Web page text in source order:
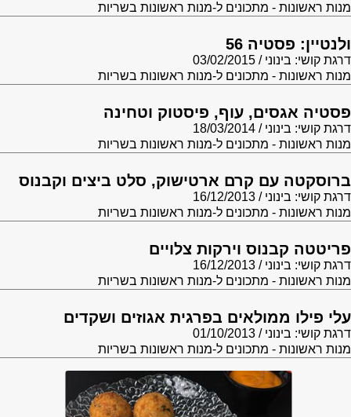
מנות ראשונות - מתכונים ל-מנות ראשונות בשריות
ולנטיין: פסטיה 56
דרגת קושי: בינוני
03/02/2015
מנות ראשונות - מתכונים ל-מנות ראשונות בשריות
פסטיה אגסים, עוף, פיסטוק וטחינה
דרגת קושי: בינוני
18/03/2014
מנות ראשונות - מתכונים ל-מנות ראשונות בשריות
ברוסקטה עם קרם ארטישוק, סלט ביצים וקבנוס
דרגת קושי: בינוני
16/12/2013
מנות ראשונות - מתכונים ל-מנות ראשונות בשריות
פריטטה קבנוס וירקות צלויים
דרגת קושי: בינוני
16/12/2013
מנות ראשונות - מתכונים ל-מנות ראשונות בשריות
עלי פילו ממולאים בפרגית אגוזים ושקדים
דרגת קושי: בינוני
01/10/2013
מנות ראשונות - מתכונים ל-מנות ראשונות בשריות